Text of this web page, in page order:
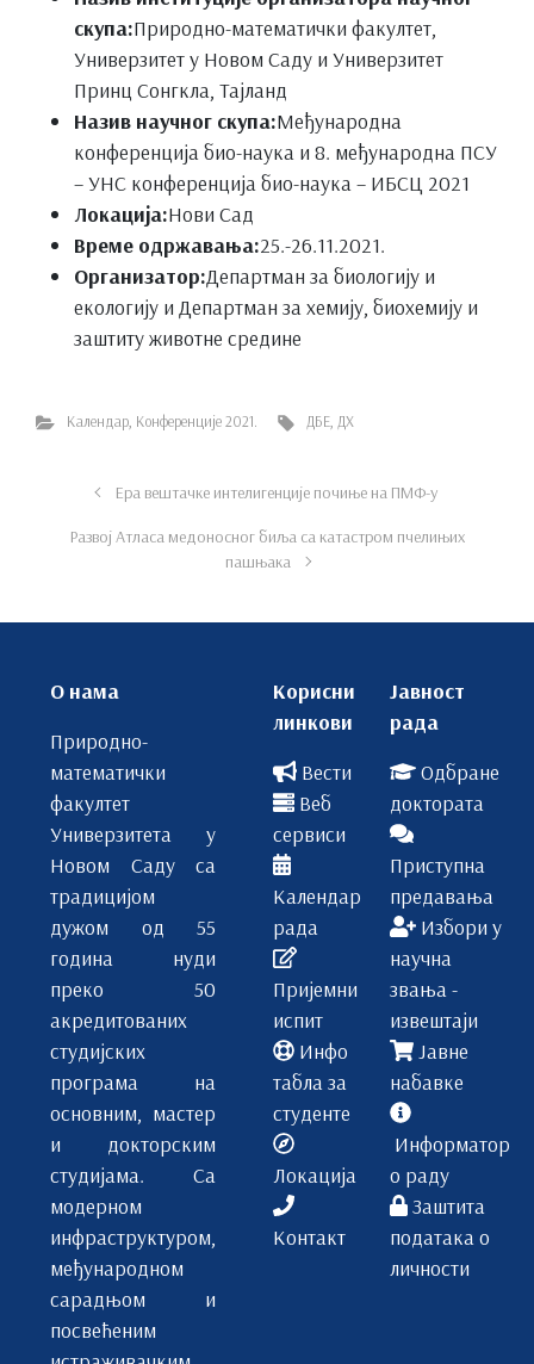
скупа:Природно-математички факултет,
Универзитет у Новом Саду и Универзитет
Принц Сонгкла, Тајланд
Назив научног скупа:Међународна
конференција био-наука и 8. међународна ПСУ
– УНС конференција био-наука – ИБСЦ 2021
Локација:Нови Сад
Време одржавања:25.-26.11.2021.
Организатор:Департман за биологију и
екологију и Департман за хемију, биохемију и
заштиту животне средине
Календар, Конференције 2021. ДБЕ ДХ
Ера вештачке интелигенције почиње на ПМФ-у
Развој Атласа медоносног биља са катастром пчелињих
пашњака
О нама
Природно-
математички
факултет
Универзитета у
Новом Саду са
традицијом
дужом од 55
година нуди
преко 50
акредитованих
студијских
програма на
основним, мастер
и докторским
студијама. Са
модерном
инфраструктуром,
међународном
сарадњом и
посвећеним
Корисни
линкови
Вести
Веб
сервиси
Календар
рада
Пријемни
испит
Инфо
табла за
студенте
Локација
Контакт
Јавност
рада
Одбране
доктората
Приступна
предавања
Избори у
научна
звања -
извештаји
Јавне
набавке
Информатор
о раду
Заштита
података о
личности